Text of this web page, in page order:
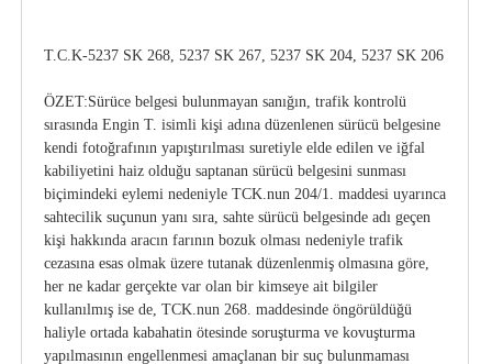
T.C.K-5237 SK 268, 5237 SK 267, 5237 SK 204, 5237 SK 206
ÖZET:Sürüce belgesi bulunmayan sanığın, trafik kontrolü
sırasında Engin T. isimli kişi adına düzenlenen sürücü belgesine
kendi fotoğrafının yapıştırılması suretiyle elde edilen ve iğfal
kabiliyetini haiz olduğu saptanan sürücü belgesini sunması
biçimindeki eylemi nedeniyle TCK.nun 204/1. maddesi uyarınca
sahtecilik suçunun yanı sıra, sahte sürücü belgesinde adı geçen
kişi hakkında aracın farının bozuk olması nedeniyle trafik
cezasına esas olmak üzere tutanak düzenlenmiş olmasına göre,
her ne kadar gerçekte var olan bir kimseye ait bilgiler
kullanılmış ise de, TCK.nun 268. maddesinde öngörüldüğü
haliyle ortada kabahatin ötesinde soruşturma ve kovuşturma
yapılmasının engellenmesi amaçlanan bir suç bulunmaması